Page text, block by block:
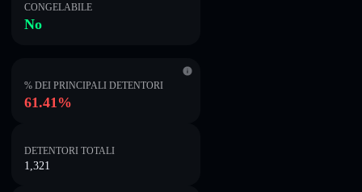
CONGELABILE
No
% DEI PRINCIPALI DETENTORI
61.41%
DETENTORI TOTALI
1,321